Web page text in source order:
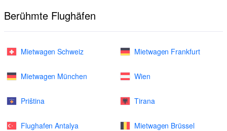
Berühmte Flughäfen
Mietwagen Schweiz Mietwagen Frankfurt
Mietwagen München Wien
Priština Tirana
Flughafen Antalya Mietwagen Brüssel